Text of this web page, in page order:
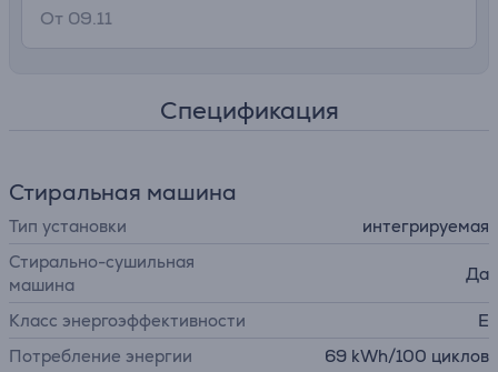
От 09.11
Спецификация
Стиральная машина
Тип установки
интегрируемая
Стирально-сушильная
машина
Да
Класс энергоэффективности
E
Потребление энергии
69 kWh/100 циклов